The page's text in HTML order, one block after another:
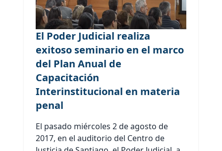
El Poder Judicial realiza
exitoso seminario en el marco
del Plan Anual de
Capacitación
Interinstitucional en materia
penal
El pasado miércoles 2 de agosto de
2017, en el auditorio del Centro de